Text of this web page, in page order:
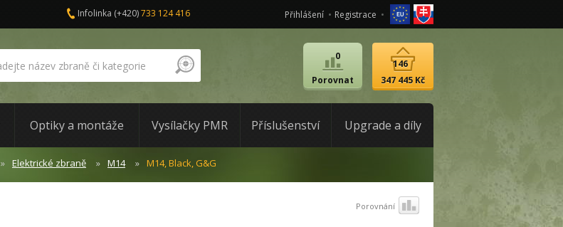
Infolinka (+420)733 124 416 Přihlášení Registrace
Porovnat
0
347 445 Kč
146
Optiky a montáže Vysílačky PMR Příslušenství Upgrade a díly
Elektrické zbraně M14 M14, Black, G&G
Porovnání